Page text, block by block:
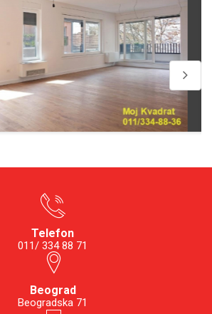
Telefon
011/ 334 88 71
Beograd
Beogradska 71